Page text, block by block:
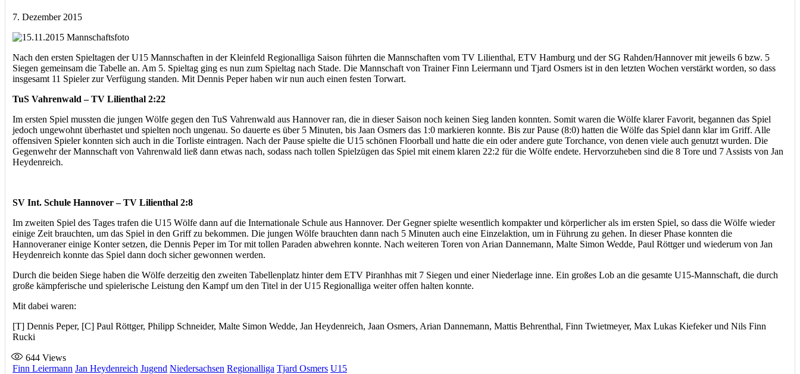
7. Dezember 2015
Nach den ersten Spieltagen der U15 Mannschaften in der Kleinfeld Regionalliga Saison führten die Mannschaften vom TV Lilienthal, ETV Hamburg und der SG Rahden/Hannover mit jeweils 6 bzw. 5
Siegen gemeinsam die Tabelle an. Am 5. Spieltag ging es nun zum Spieltag nach Stade. Die Mannschaft von Trainer Finn Leiermann und Tjard Osmers ist in den letzten Wochen verstärkt worden, so dass
insgesamt 11 Spieler zur Verfügung standen. Mit Dennis Peper haben wir nun auch einen festen Torwart.
TuS Vahrenwald – TV Lilienthal 2:22
Im ersten Spiel mussten die jungen Wölfe gegen den TuS Vahrenwald aus Hannover ran, die in dieser Saison noch keinen Sieg landen konnten. Somit waren die Wölfe klarer Favorit, begannen das Spiel
jedoch ungewohnt überhastet und spielten noch ungenau. So dauerte es über 5 Minuten, bis Jaan Osmers das 1:0 markieren konnte. Bis zur Pause (8:0) hatten die Wölfe das Spiel dann klar im Griff. Alle
offensiven Spieler konnten sich auch in die Torliste eintragen. Nach der Pause spielte die U15 schönen Floorball und hatte die ein oder andere gute Torchance, von denen viele auch genutzt wurden. Die
Gegenwehr der Mannschaft von Vahrenwald ließ dann etwas nach, sodass nach tollen Spielzügen das Spiel mit einem klaren 22:2 für die Wölfe endete. Hervorzuheben sind die 8 Tore und 7 Assists von Jan
Heydenreich.
SV Int. Schule Hannover – TV Lilienthal 2:8
Im zweiten Spiel des Tages trafen die U15 Wölfe dann auf die Internationale Schule aus Hannover. Der Gegner spielte wesentlich kompakter und körperlicher als im ersten Spiel, so dass die Wölfe wieder
einige Zeit brauchten, um das Spiel in den Griff zu bekommen. Die jungen Wölfe brauchten dann nach 5 Minuten auch eine Einzelaktion, um in Führung zu gehen. In dieser Phase konnten die
Hannoveraner einige Konter setzen, die Dennis Peper im Tor mit tollen Paraden abwehren konnte. Nach weiteren Toren von Arian Dannemann, Malte Simon Wedde, Paul Röttger und wiederum von Jan
Heydenreich konnte das Spiel dann doch sicher gewonnen werden.
Durch die beiden Siege haben die Wölfe derzeitig den zweiten Tabellenplatz hinter dem ETV Piranhhas mit 7 Siegen und einer Niederlage inne. Ein großes Lob an die gesamte U15-Mannschaft, die durch
große kämpferische und spielerische Leistung den Kampf um den Titel in der U15 Regionalliga weiter offen halten konnte.
Mit dabei waren:
[T] Dennis Peper, [C] Paul Röttger, Philipp Schneider, Malte Simon Wedde, Jan Heydenreich, Jaan Osmers, Arian Dannemann, Mattis Behrenthal, Finn Twietmeyer, Max Lukas Kiefeker und Nils Finn
Rucki
644 Views
Finn Leiermann Jan Heydenreich Jugend Niedersachsen Regionalliga Tjard Osmers U15